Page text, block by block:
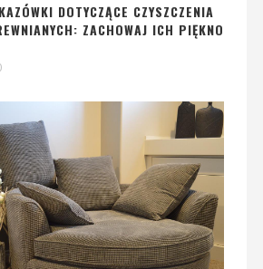
DOTYCZĄCE CZYSZCZENIA
ZACHOWAJ ICH PIĘKNO